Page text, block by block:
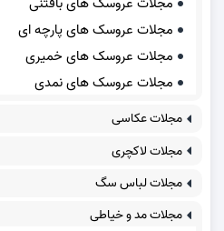
مجلات عروسک های پارچه ای
مجلات عروسک های خمیری
مجلات عروسک های نمدی
مجلات عکاسی
مجلات لاکچری
مجلات لباس سگ
مجلات مد و خیاطی